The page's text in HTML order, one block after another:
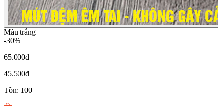
Tồn: 99